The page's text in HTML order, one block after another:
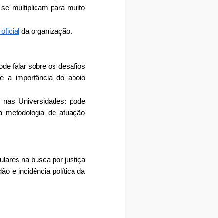
multiplicam para muito
da organização.
falar sobre os desafios
a importância do apoio
Universidades: pode
de atuação
na busca por justiça
e incidência política da